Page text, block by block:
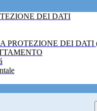
DEI DATI
PROTEZIONE DEI DATI